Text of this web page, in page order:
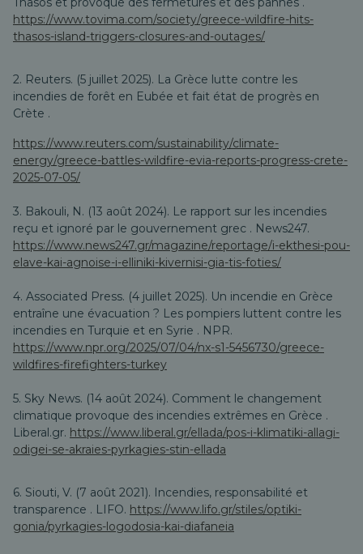
https://www.tovima.com/society/greece-wildfire-hits-
thasos-island-triggers-closures-and-outages/
2. Reuters. (5 juillet 2025). La Grèce lutte contre les
incendies de forêt en Eubée et fait état de progrès en
Crète .
https://www.reuters.com/sustainability/climate-
energy/greece-battles-wildfire-evia-reports-progress-crete-
2025-07-05/
3. Bakouli, N. (13 août 2024). Le rapport sur les incendies
reçu et ignoré par le gouvernement grec . News247.
https://www.news247.gr/magazine/reportage/i-ekthesi-pou-
elave-kai-agnoise-i-elliniki-kivernisi-gia-tis-foties/
4. Associated Press. (4 juillet 2025). Un incendie en Grèce
entraîne une évacuation ? Les pompiers luttent contre les
incendies en Turquie et en Syrie . NPR.
https://www.npr.org/2025/07/04/nx-s1-5456730/greece-
wildfires-firefighters-turkey
5. Sky News. (14 août 2024). Comment le changement
climatique provoque des incendies extrêmes en Grèce .
Liberal.gr. https://www.liberal.gr/ellada/pos-i-klimatiki-allagi-
odigei-se-akraies-pyrkagies-stin-ellada
6. Siouti, V. (7 août 2021). Incendies, responsabilité et
transparence . LIFO. https://www.lifo.gr/stiles/optiki-
gonia/pyrkagies-logodosia-kai-diafaneia